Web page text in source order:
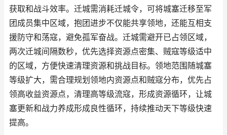
获取和战斗效率。迁城需消耗迁城令，可将城塞迁移至军
团成员集中区域，抱团进步不仅能共享领地，还能互相支
援防守和荡寇，避免孤军奋战。迁城需避开已占领区域，
两次迁城间隔数秒，优先选择资源点密集、贼寇等级适中
的区域，方便快速清理资源和挑战目标。领地范围随城塞
等级扩大，需合理规划领地内资源点和贼寇分布，优先占
领高收益资源点，清理高等级流寇，形成资源循环，让城
塞更新和战力养成形成良性循环，持续推动天下等级快速
提高。